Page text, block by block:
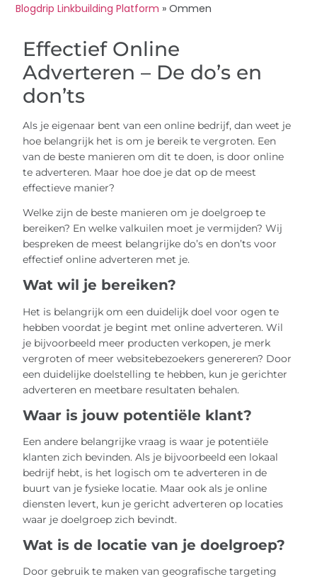
Blogdrip Linkbuilding Platform »Ommen
Effectief Online
Adverteren – De do’s en
don’ts
Als je eigenaar bent van een online bedrijf, dan weet je
hoe belangrijk het is om je bereik te vergroten. Een
van de beste manieren om dit te doen, is door online
te adverteren. Maar hoe doe je dat op de meest
effectieve manier?
Welke zijn de beste manieren om je doelgroep te
bereiken? En welke valkuilen moet je vermijden? Wij
bespreken de meest belangrijke do’s en don’ts voor
effectief online adverteren met je.
Wat wil je bereiken?
Het is belangrijk om een duidelijk doel voor ogen te
hebben voordat je begint met online adverteren. Wil
je bijvoorbeeld meer producten verkopen, je merk
vergroten of meer websitebezoekers genereren? Door
een duidelijke doelstelling te hebben, kun je gerichter
adverteren en meetbare resultaten behalen.
Waar is jouw potentiële klant?
Een andere belangrijke vraag is waar je potentiële
klanten zich bevinden. Als je bijvoorbeeld een lokaal
bedrijf hebt, is het logisch om te adverteren in de
buurt van je fysieke locatie. Maar ook als je online
diensten levert, kun je gericht adverteren op locaties
waar je doelgroep zich bevindt.
Wat is de locatie van je doelgroep?
Door gebruik te maken van geografische targeting